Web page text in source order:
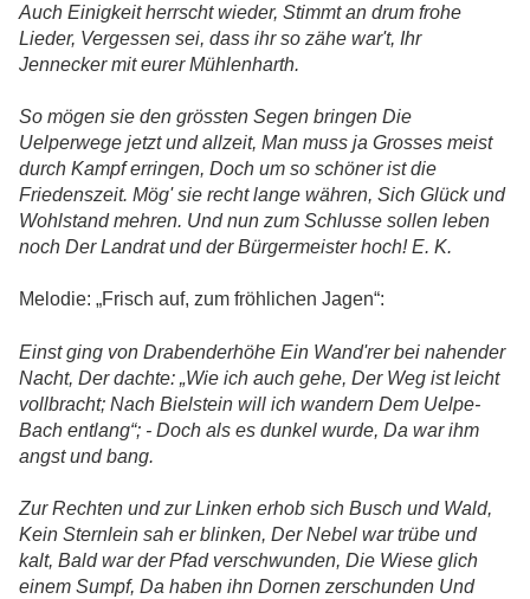
Auch Einigkeit herrscht wieder, Stimmt an drum frohe
Lieder, Vergessen sei, dass ihr so zähe war't, Ihr
Jennecker mit eurer Mühlenharth.
So mögen sie den grössten Segen bringen Die
Uelperwege jetzt und allzeit, Man muss ja Grosses meist
durch Kampf erringen, Doch um so schöner ist die
Friedenszeit. Mög' sie recht lange währen, Sich Glück und
Wohlstand mehren. Und nun zum Schlusse sollen leben
noch Der Landrat und der Bürgermeister hoch! E. K.
Melodie: „Frisch auf, zum fröhlichen Jagen“:
Einst ging von Drabenderhöhe Ein Wand'rer bei nahender
Nacht, Der dachte: „Wie ich auch gehe, Der Weg ist leicht
vollbracht; Nach Bielstein will ich wandern Dem Uelpe-
Bach entlang“; - Doch als es dunkel wurde, Da war ihm
angst und bang.
Zur Rechten und zur Linken erhob sich Busch und Wald,
Kein Sternlein sah er blinken, Der Nebel war trübe und
kalt, Bald war der Pfad verschwunden, Die Wiese glich
einem Sumpf, Da haben ihn Dornen zerschunden Und